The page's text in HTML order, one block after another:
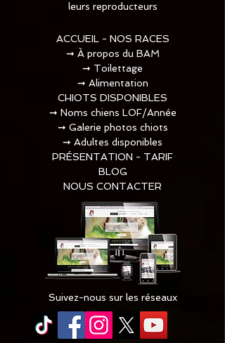
leurs reproducteurs
ACCUEIL - NOS RACES
➞ À propos du BAM
➞ Toilettage​
➞ Alimentation
CHIOTS DISPONIBLES
➞ Noms chiens LOF/Année
➞ Galerie photos chiots
➞ Adultes disponibles
PRÉSENTATION - TARIF
BLOG
NOUS CONTACTER
Suivez-nous sur les réseaux